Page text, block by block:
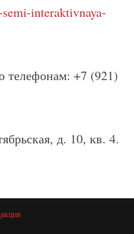
interaktivnaya-
телефонам: +7 (921)
д. 10, кв. 4.